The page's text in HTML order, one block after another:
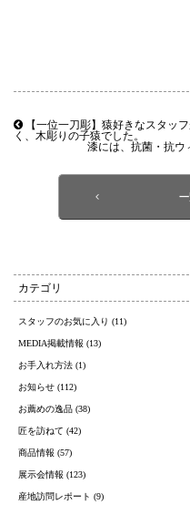
【一位一刀彫】猿好きなスタッ
く、木彫りの子猿でした。
漆には、抗菌・抗ウ
カテゴリ
スタッフのお気に入り (11)
MEDIA掲載情報 (13)
お手入れ方法 (1)
お知らせ (112)
お薦めの逸品 (38)
匠を訪ねて (42)
商品情報 (57)
展示会情報 (123)
産地訪問レポート (9)